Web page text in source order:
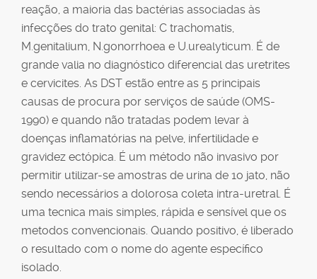
reação, a maioria das bactérias associadas às
infecções do trato genital: C trachomatis,
M.genitalium, N.gonorrhoea e U.urealyticum. É de
grande valia no diagnóstico diferencial das uretrites
e cervicites. As DST estão entre as 5 principais
causas de procura por serviços de saúde (OMS-
1990) e quando não tratadas podem levar à
doenças inflamatórias na pelve, infertilidade e
gravidez ectópica. É um método não invasivo por
permitir utilizar-se amostras de urina de 1o jato, não
sendo necessários a dolorosa coleta intra-uretral. É
uma tecnica mais simples, rápida e sensível que os
metodos convencionais. Quando positivo, é liberado
o resultado com o nome do agente específico
isolado.